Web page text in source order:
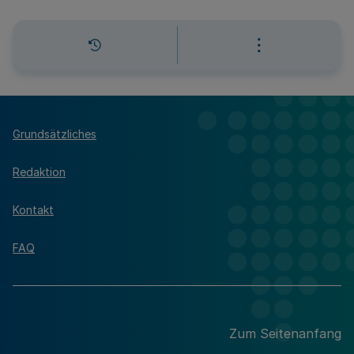
Grundsätzliches
Redaktion
Kontakt
FAQ
Zum Seitenanfang